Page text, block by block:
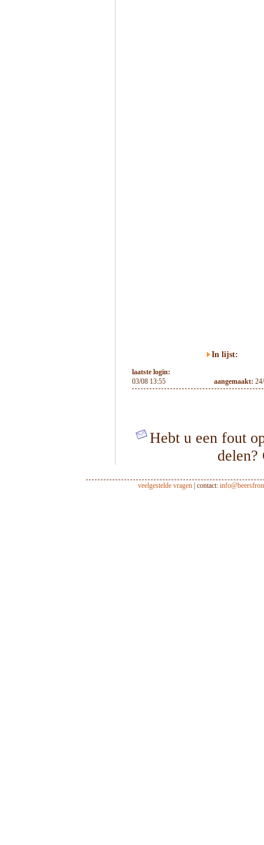
In lijst:
laatste login:
03/08 13:55
aangemaakt:
Hebt u een fout
veelgestelde vragen| contact: